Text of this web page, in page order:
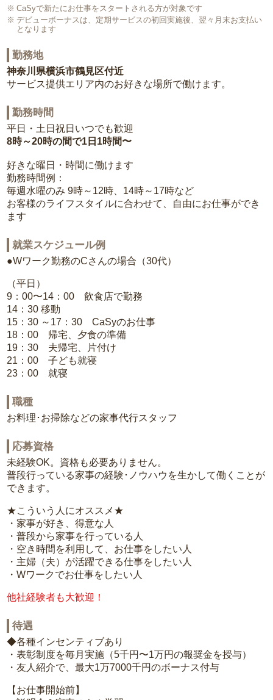
CaSyで新たにお仕事をスタートされる方が対象です
デビューボーナスは、定期サービスの初回実施後、翌々月末お支払い
となります
勤務地
神奈川県横浜市鶴見区付近
サービス提供エリア内のお好きな場所で働けます。
勤務時間
平日・土日祝日いつでも歓迎
8時～20時の間で1日1時間〜
好きな曜日・時間に働けます
勤務時間例：
毎週水曜のみ 9時～12時、14時～17時など
お客様のライフスタイルに合わせて、自由にお仕事ができ
ます
就業スケジュール例
●Wワーク勤務のCさんの場合（30代）
（平日）
9：00〜14：00 飲食店で勤務
14：30 移動
15：30 ～17：30 CaSyのお仕事
18：00 帰宅、夕食の準備
19：30 夫帰宅、片付け
21：00 子ども就寝
23：00 就寝
職種
お料理･お掃除などの家事代行スタッフ
応募資格
未経験OK。資格も必要ありません。
普段行っている家事の経験･ノウハウを生かして働くことが
できます。
★こういう人にオススメ★
・家事が好き、得意な人
・普段から家事を行っている人
・空き時間を利用して、お仕事をしたい人
・主婦（夫）が活躍できる仕事をしたい人
・Wワークでお仕事をしたい人
他社経験者も大歓迎！
待遇
◆各種インセンティブあり
・表彰制度を毎月実施（5千円〜1万円の報奨金を授与）
・友人紹介で、最大1万7000千円のボーナス付与
【お仕事開始前】